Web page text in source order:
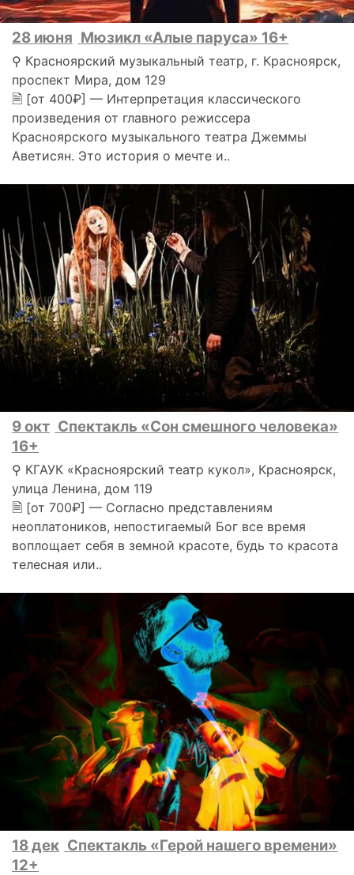
28 июня Мюзикл «Алые паруса» 16+
⚲ Красноярский музыкальный театр, г. Красноярск,
проспект Мира, дом 129
🗎 [от 400₽] — Интерпретация классического
произведения от главного режиссера
Красноярского музыкального театра Джеммы
Аветисян. Это история о мечте и..
9 окт Спектакль «Сон смешного человека»
16+
⚲ КГАУК «Красноярский театр кукол», Красноярск,
улица Ленина, дом 119
🗎 [от 700₽] — Согласно представлениям
неоплатоников, непостигаемый Бог все время
воплощает себя в земной красоте, будь то красота
телесная или..
18 дек Спектакль «Герой нашего времени»
12+